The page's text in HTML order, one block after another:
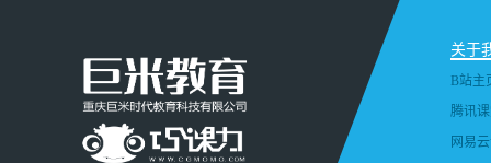
关于
B站主
腾讯
网易